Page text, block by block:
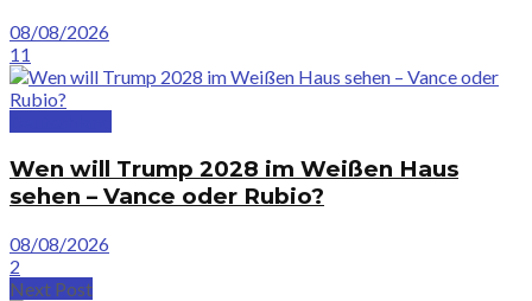
08/08/2026
11
Wen will Trump 2028 im Weißen Haus
sehen – Vance oder Rubio?
08/08/2026
2
Next Post